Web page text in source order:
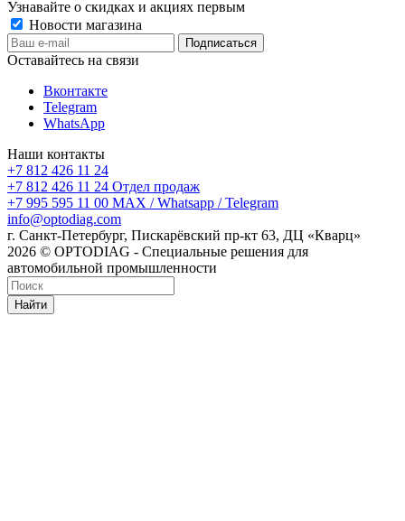
Узнавайте о скидках и акциях первым
Новости магазина
Оставайтесь на связи
Вконтакте
Telegram
WhatsApp
Наши контакты
+7 812 426 11 24
+7 812 426 11 24 Отдел продаж
+7 995 595 11 00 MAX / Whatsapp / Telegram
info@optodiag.com
г. Санкт-Петербург, Пискарёвский пр-кт 63, ДЦ «Кварц»
2026 © OPTODIAG - Специальные решения для
автомобильной промышленности
Найти